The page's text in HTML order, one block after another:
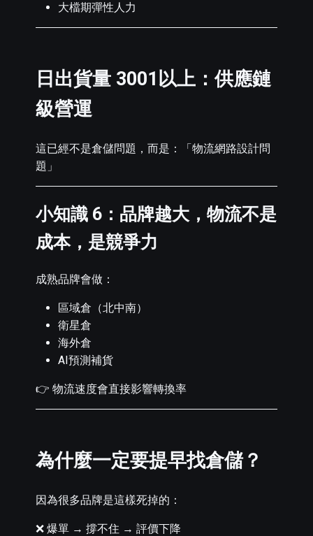
大檔期彈性人力
日出貨量 3001以上：供應鏈
級營運
這已經不是倉儲問題，而是：「物流網路設計問
題」
小知識 6：品牌越大，物流不是
成本，是競爭力
成熟品牌會做：
區域倉（北中南）
衛星倉
海外倉
AI預測補貨
👉 物流速度會直接影響轉換率
為什麼一定要提早找倉儲？
因為很多品牌是這樣死掉的：
❌ 爆單 → 撐不住 → 評價下降